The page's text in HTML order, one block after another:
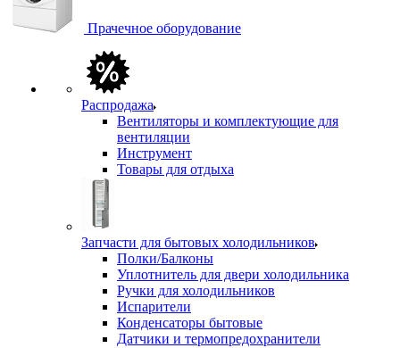
Прачечное оборудование
Распродажа
Вентиляторы и комплектующие для
вентиляции
Инструмент
Товары для отдыха
Запчасти для бытовых холодильников
Полки/Балконы
Уплотнитель для двери холодильника
Ручки для холодильников
Испарители
Конденсаторы бытовые
Датчики и термопредохранители